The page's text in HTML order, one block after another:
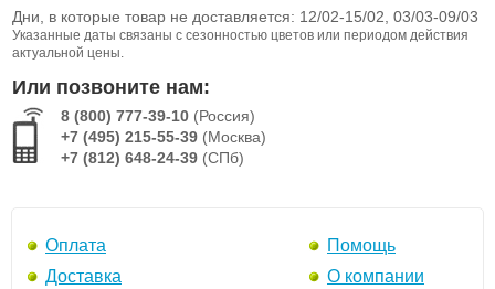
Дни, в которые товар не доставляется: 12/02-15/02, 03/03-09/03
Указанные даты связаны с сезонностью цветов или периодом действия
актуальной цены.
Или позвоните нам:
8 (800) 777-39-10 (Россия)
+7 (495) 215-55-39 (Москва)
+7 (812) 648-24-39 (СПб)
Оплата
Доставка
Помощь
О компании